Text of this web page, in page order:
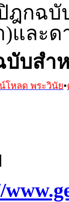
ฎกฉ
และด
บับสำ
โหลด พระวินัย•